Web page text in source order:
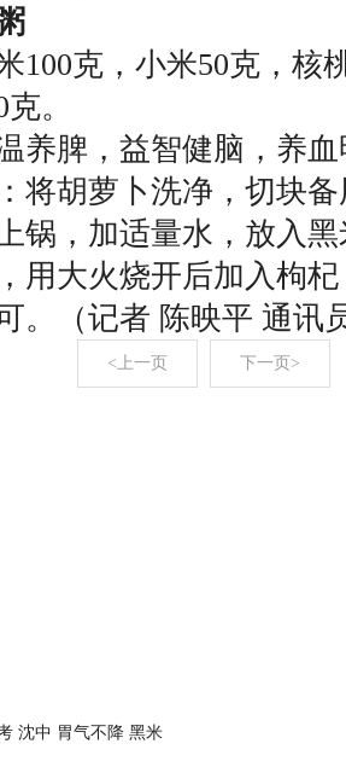
克，小米50克，核
。
脾，益智健脑，养血
胡萝卜洗净，切块备
锅，加适量水，放入
用大火烧开后加入枸
。（记者 陈映平 通讯
<上一页 下一页>
沈中 胃气不降 黑米